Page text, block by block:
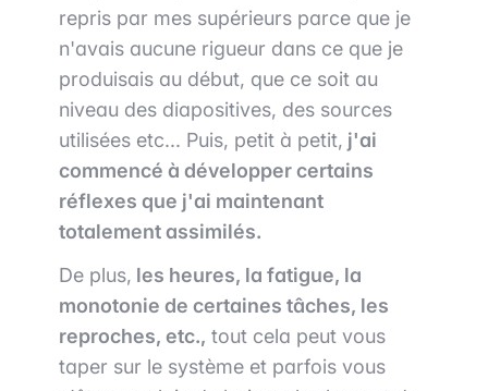
repris par mes supérieurs parce que je
n'avais aucune rigueur dans ce que je
produisais au début, que ce soit au
niveau des diapositives, des sources
utilisées etc... Puis, petit à petit, j'ai
commencé à développer certains
réflexes que j'ai maintenant
totalement assimilés.
De plus, les heures, la fatigue, la
monotonie de certaines tâches, les
reproches, etc., tout cela peut vous
taper sur le système et parfois vous